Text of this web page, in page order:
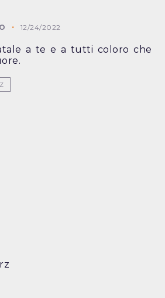
12/24/2022
a te e a tutti coloro che